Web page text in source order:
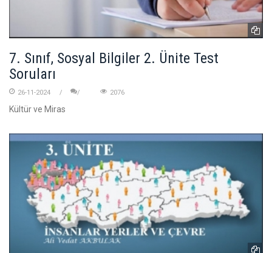
7. Sınıf, Sosyal Bilgiler 2. Ünite Test
Soruları
26-11-2024 2076
Kültür ve Miras